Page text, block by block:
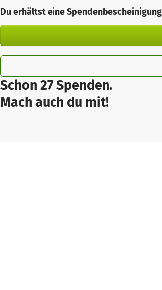
Schon 27 Spenden.
Mach auch du mit!
Du erhältst eine Spendenbescheinigung